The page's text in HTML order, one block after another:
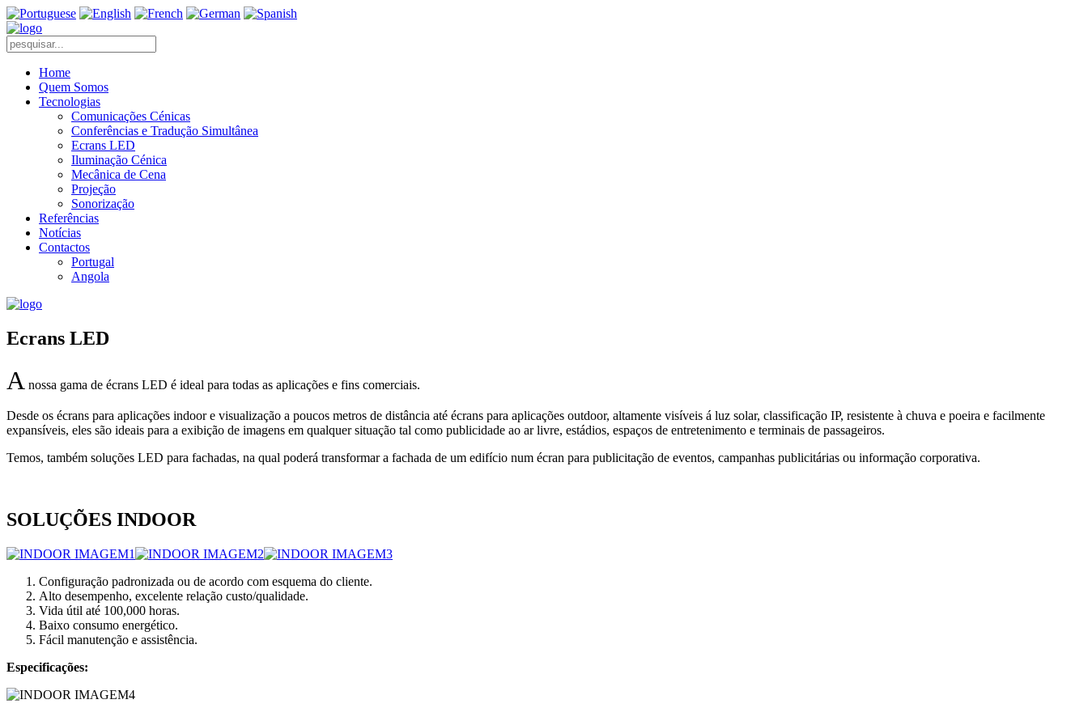
Home
Quem Somos
Tecnologias
Comunicações Cénicas
Conferências e Tradução Simultânea
Ecrans LED
Iluminação Cénica
Mecânica de Cena
Projeção
Sonorização
Referências
Notícias
Contactos
Portugal
Angola
Ecrans LED
A nossa gama de écrans LED é ideal para todas as aplicações e fins comerciais.
Desde os écrans para aplicações indoor e visualização a poucos metros de distância até écrans para aplicações outdoor, altamente visíveis á luz solar, classificação IP, resistente à chuva e poeira e facilmente
expansíveis, eles são ideais para a exibição de imagens em qualquer situação tal como publicidade ao ar livre, estádios, espaços de entretenimento e terminais de passageiros.
Temos, também soluções LED para fachadas, na qual poderá transformar a fachada de um edifício num écran para publicitação de eventos, campanhas publicitárias ou informação corporativa.
SOLUÇÕES INDOOR
Configuração padronizada ou de acordo com esquema do cliente.
Alto desempenho, excelente relação custo/qualidade.
Vida útil até 100,000 horas.
Baixo consumo energético.
Fácil manutenção e assistência.
Especificações: